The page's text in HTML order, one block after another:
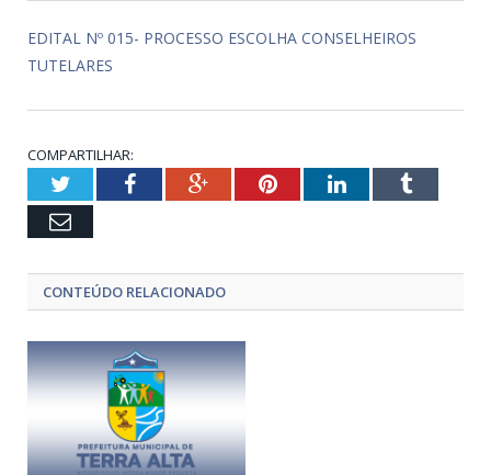
EDITAL Nº 015- PROCESSO ESCOLHA CONSELHEIROS
TUTELARES
COMPARTILHAR:
TwitterFacebookGoogle+PinterestLinkedInTumblr
Email
CONTEÚDO RELACIONADO